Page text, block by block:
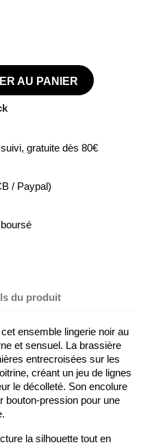
AU PANIER
gratuite dès 80€
/ Paypal)
du produit
ensemble lingerie noir au
et sensuel. La brassière
entrecroisées sur les
créant un jeu de lignes
le décolleté. Son encolure
bouton-pression pour une
la silhouette tout en